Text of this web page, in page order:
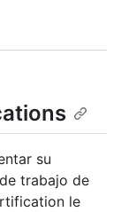
su
trabajo de
le